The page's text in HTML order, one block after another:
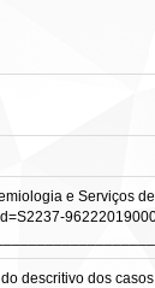
e Serviços
descritivo dos